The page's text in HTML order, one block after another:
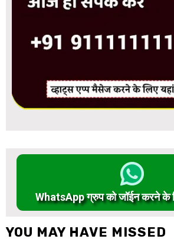
WhatsApp ग्रुप को जॉईन करने के
YOU MAY HAVE MISSED